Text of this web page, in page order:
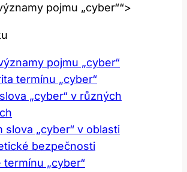
pojmu „cyber““>
pojmu „cyber“
termínu „cyber“
„cyber“ v různých
slova „cyber“ v oblasti
bezpečnosti
termínu „cyber“